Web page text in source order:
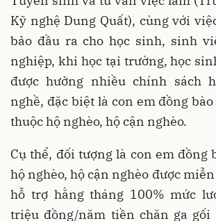
Kỹ nghệ Dung Quất), cùng với
bảo đầu ra cho học sinh, sinh
nghiệp, khi học tại trường, học
được hưởng nhiều chính sách
nghề, đặc biệt là con em đồng
thuộc hộ nghèo, hộ cận nghèo.
Cụ thể, đối tượng là con em đồng
hộ nghèo, hộ cận nghèo được
hỗ trợ hằng tháng 100% mức
triệu đồng/năm tiền chăn ga gối